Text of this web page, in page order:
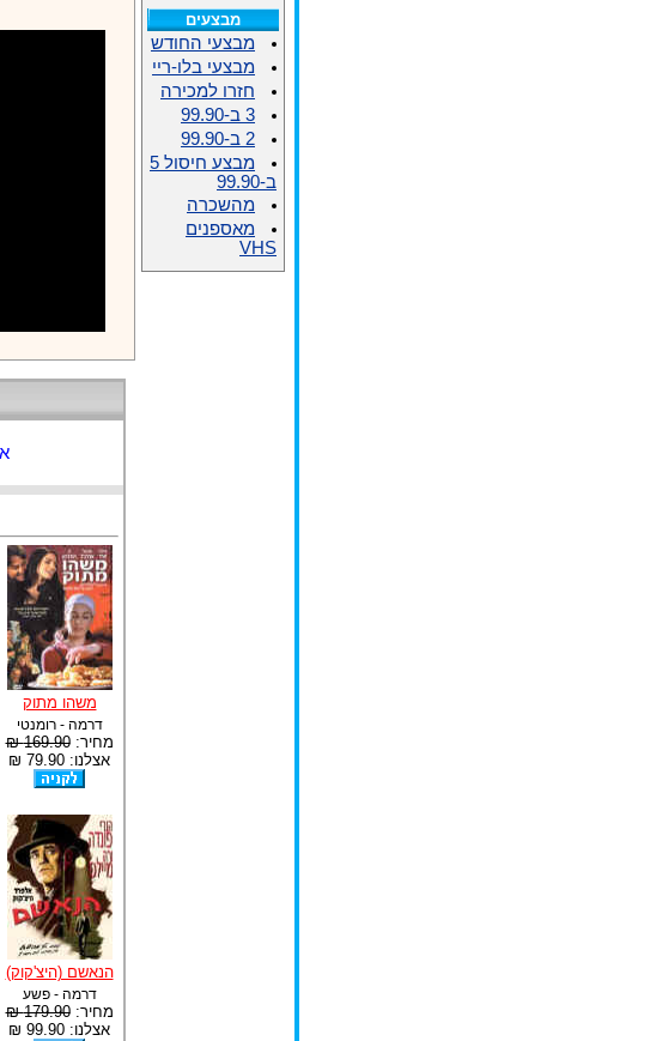
משהו מתוק
דרמה - רומנטי
מחיר:169.90 ₪
אצלנו: 79.90 ₪
הנאשם (היצ'קוק)
דרמה - פשע
מחיר:179.90 ₪
אצלנו: 99.90 ₪
מבצעים
מבצעי החודש
מבצעי בלו-ריי
חזרו למכירה
3 ב-99.90
2 ב-99.90
מבצע חיסול 5
ב-99.90
מהשכרה
מאספנים
VHS